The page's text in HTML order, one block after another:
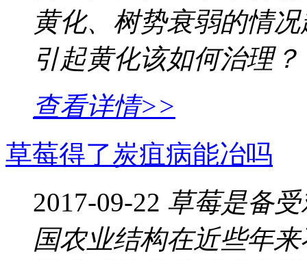
黄化、树势衰弱的情
引起黄化该如何治理？
查看详情>>
草莓得了炭疽病能冶吗
2017-09-22 草莓是备
国农业结构在近些年